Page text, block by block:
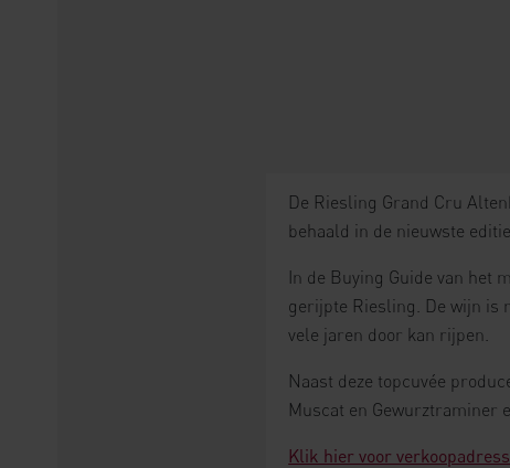
De Riesling Grand Cru
behaald in de nieuwste
In de Buying Guide van het
gerijpte Riesling. De wijn is
vele jaren door kan rijpen.
Naast deze topcuvée
Muscat en Gewurztraminer
Klik hier voor